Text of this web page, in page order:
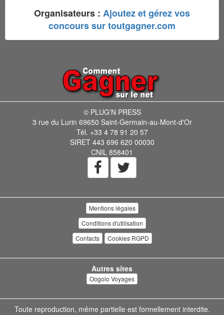
Organisateurs : Ajoutez et gérez vos
concours sur toutgagner.com
© PLUG'N PRESS
3 rue du Lurin 69650 Saint-Germain-au-Mont-d'Or
Tél. +33 4 78 91 20 57
SIRET 443 696 620 00030
CNIL 858401
Mentions légales
Conditions d'utilisation
Contacts
Cookies RGPD
Autres sites
Oogolo Voyages
Toute reproduction, même partielle est formellement interdite.